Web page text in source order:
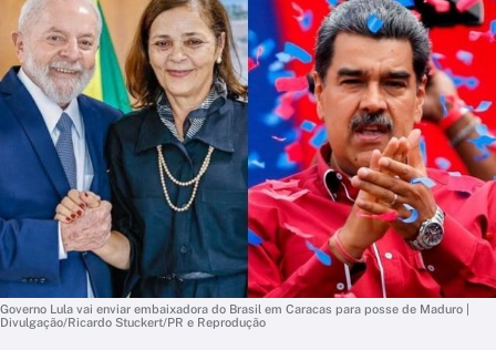
Governo Lula vai enviar embaixadora do Brasil em Caracas para posse de Maduro |
Divulgação/Ricardo Stuckert/PR e Reprodução